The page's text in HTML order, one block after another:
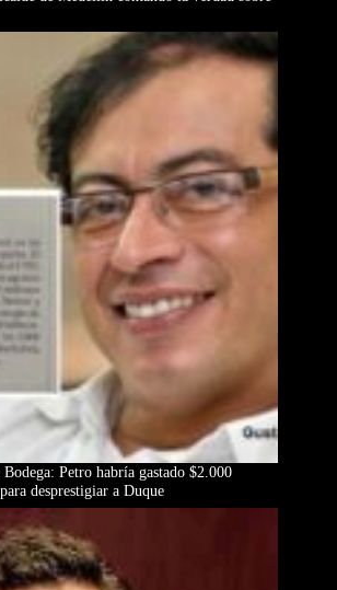
Petro habría gastado $2.000
desprestigiar a Duque